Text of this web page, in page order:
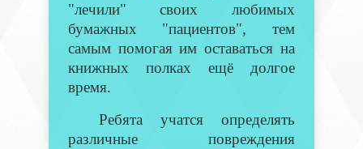
"лечили" своих любимых
бумажных "пациентов", тем
самым помогая им оставаться на
книжных полках ещё долгое
время.
Ребята учатся определять
различные повреждения